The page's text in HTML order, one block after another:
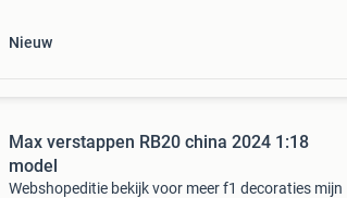
Nieuw
Max verstappen RB20 china 2024 1:18
model
Webshopeditie bekijk voor meer f1 decoraties mijn